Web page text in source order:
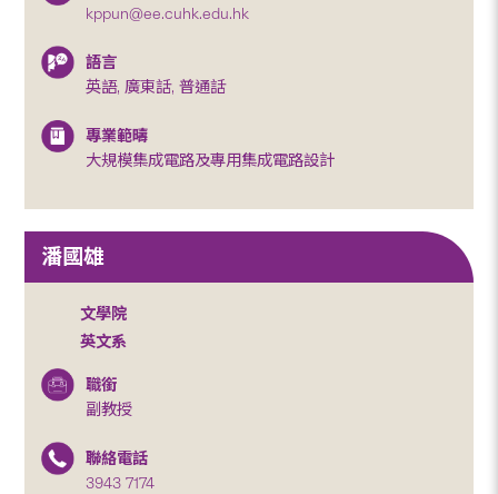
kppun@ee.cuhk.edu.hk
語言
英語, 廣東話, 普通話
專業範疇
大規模集成電路及專用集成電路設計
潘國雄
文學院
英文系
職銜
副教授
聯絡電話
3943 7174